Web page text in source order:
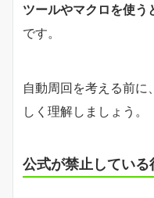
ツールやマクロを使う
です。
自動周回を考える前に
しく理解しましょう。
公式が禁止している